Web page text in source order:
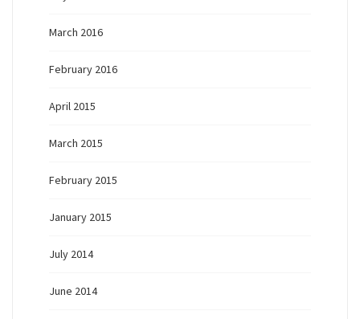
March 2016
February 2016
April 2015
March 2015
February 2015
January 2015
July 2014
June 2014